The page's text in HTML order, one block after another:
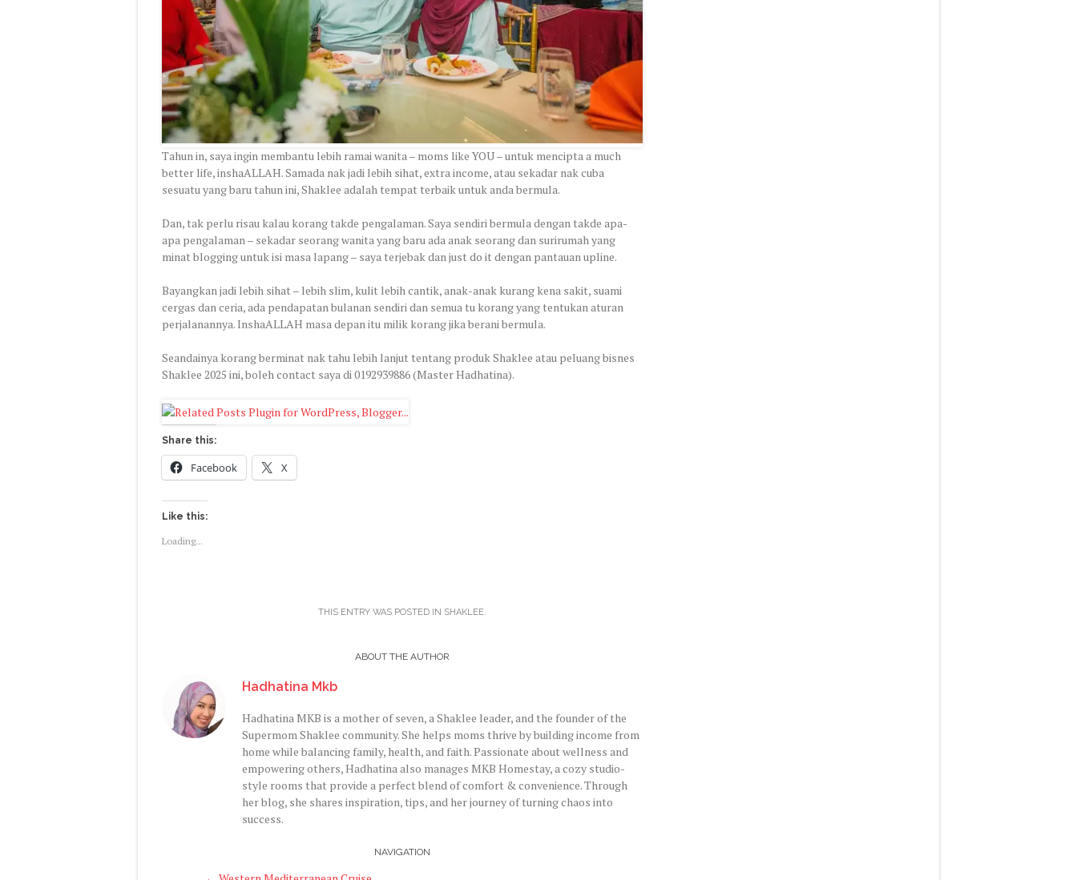
Tahun in, saya ingin membantu lebih ramai wanita – moms like YOU – untuk mencipta a much
better life, inshaALLAH. Samada nak jadi lebih sihat, extra income, atau sekadar nak cuba
sesuatu yang baru tahun ini, Shaklee adalah tempat terbaik untuk anda bermula.
Dan, tak perlu risau kalau korang takde pengalaman. Saya sendiri bermula dengan takde apa-
apa pengalaman – sekadar seorang wanita yang baru ada anak seorang dan surirumah yang
minat blogging untuk isi masa lapang – saya terjebak dan just do it dengan pantauan upline.
Bayangkan jadi lebih sihat – lebih slim, kulit lebih cantik, anak-anak kurang kena sakit, suami
cergas dan ceria, ada pendapatan bulanan sendiri dan semua tu korang yang tentukan aturan
perjalanannya. InshaALLAH masa depan itu milik korang jika berani bermula.
Seandainya korang berminat nak tahu lebih lanjut tentang produk Shaklee atau peluang bisnes
Shaklee 2025 ini, boleh contact saya di 0192939886 (Master Hadhatina).
Share this:
Facebook X
Like this:
Loading...
THIS ENTRY WAS POSTED IN SHAKLEE.
ABOUT THE AUTHOR
Hadhatina Mkb
Hadhatina MKB is a mother of seven, a Shaklee leader, and the founder of the
Supermom Shaklee community. She helps moms thrive by building income from
home while balancing family, health, and faith. Passionate about wellness and
empowering others, Hadhatina also manages MKB Homestay, a cozy studio-
style rooms that provide a perfect blend of comfort & convenience. Through
her blog, she shares inspiration, tips, and her journey of turning chaos into
success.
NAVIGATION